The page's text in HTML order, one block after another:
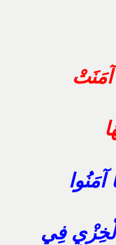
فِي